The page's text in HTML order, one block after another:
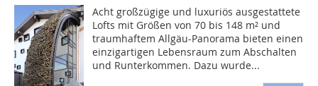
Acht großzügige und luxuriös ausgestattete
Lofts mit Größen von 70 bis 148 m² und
traumhaftem Allgäu-Panorama bieten einen
einzigartigen Lebensraum zum Abschalten
und Runterkommen. Dazu wurde...